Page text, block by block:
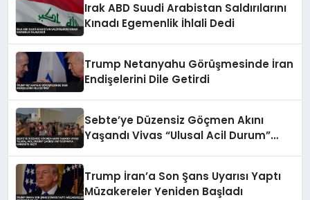
Irak ABD Suudi Arabistan Saldırılarını
Kınadı Egemenlik İhlali Dedi
Trump Netanyahu Görüşmesinde İran
Endişelerini Dile Getirdi
Sebte’ye Düzensiz Göçmen Akını
Yaşandı Vivas “Ulusal Acil Durum”
Trump İran’a Son Şans Uyarısı Yaptı
Müzakereler Yeniden Başladı